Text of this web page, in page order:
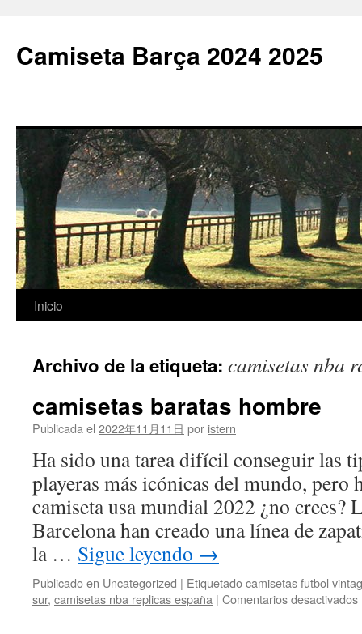
Camiseta Barça 2024 2025
Saltar
contenido
Inicio
Archivo de la etiqueta: camisetas nba
camisetas baratas hombre
Publicada el 2022年11月11日 por istern
Ha sido una tarea difícil conseguir las
playeras más icónicas del mundo, pero
camiseta usa mundial 2022 ¿no crees?
Barcelona han creado una línea de
la … Sigue leyendo →
Publicado en Uncategorized | Etiquetadocamisetas futbol
sur, camisetas nba replicas españa | Comentarios desactivados